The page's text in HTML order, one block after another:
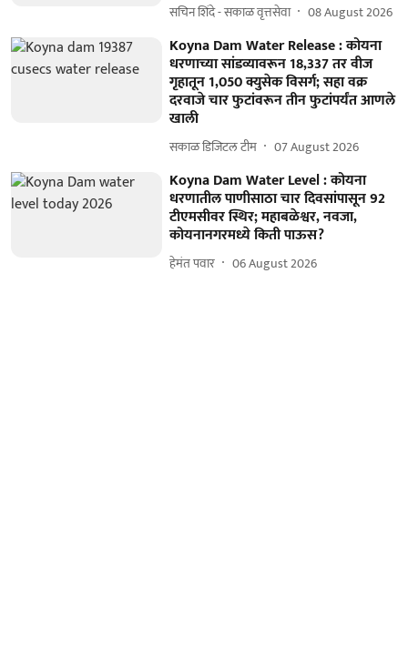
सचिन शिंदे - सकाळ वृत्तसेवा 08 August 2026
Koyna Dam Water Release : कोयना
धरणाच्या सांडव्यावरून 18,337 तर वीज
गृहातून 1,050 क्युसेक विसर्ग; सहा वक्र
दरवाजे चार फुटांवरून तीन फुटांपर्यंत आणले
खाली
सकाळ डिजिटल टीम 07 August 2026
Koyna Dam Water Level : कोयना
धरणातील पाणीसाठा चार दिवसांपासून 92
टीएमसीवर स्थिर; महाबळेश्वर, नवजा,
कोयनानगरमध्ये किती पाऊस?
हेमंत पवार 06 August 2026